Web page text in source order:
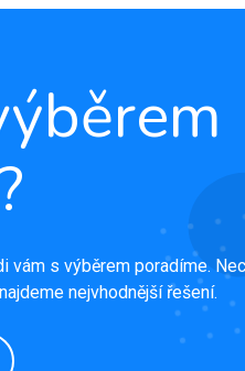
vám s výběrem poradíme.
nejvhodnější řešení.